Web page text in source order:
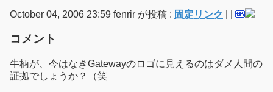
October 04, 2006 23:59 fenrir が投稿 : 固定リンク
コメント
牛柄が、今はなきGatewayのロゴに見えるのはダメ人間の
証拠でしょうか？（笑